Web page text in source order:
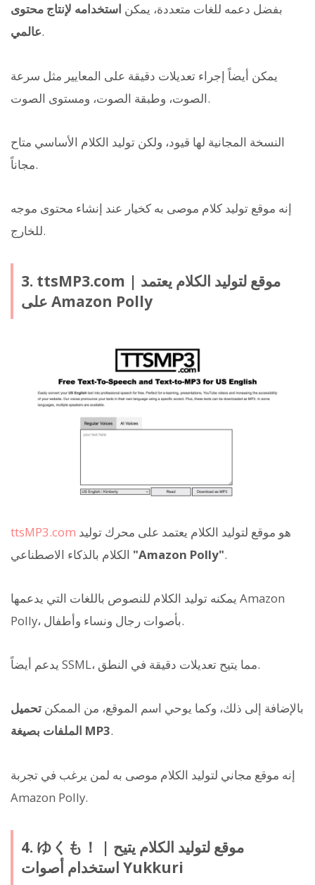
بفضل دعمه للغات متعددة، يمكن استخدامه لإنتاج محتوى
عالمي.
يمكن أيضاً إجراء تعديلات دقيقة على المعايير مثل سرعة
الصوت، وطبقة الصوت، ومستوى الصوت.
النسخة المجانية لها قيود، ولكن توليد الكلام الأساسي متاح
مجاناً.
إنه موقع توليد كلام موصى به كخيار عند إنشاء محتوى موجه
للخارج.
3. ttsMP3.com | موقع لتوليد الكلام يعتمد
على Amazon Polly
ttsMP3.com
"Amazon Polly".
يمكنه توليد الكلام للنصوص باللغات التي يدعمها Amazon
Polly، بأصوات رجال ونساء وأطفال.
يدعم أيضاً SSML، مما يتيح تعديلات دقيقة في النطق.
بالإضافة إلى ذلك، وكما يوحي اسم الموقع، من الممكن تحميل
الملفات بصيغة MP3.
إنه موقع مجاني لتوليد الكلام موصى به لمن يرغب في تجربة
Amazon Polly.
4. ゆくも！ | موقع لتوليد الكلام يتيح
استخدام أصوات Yukkuri